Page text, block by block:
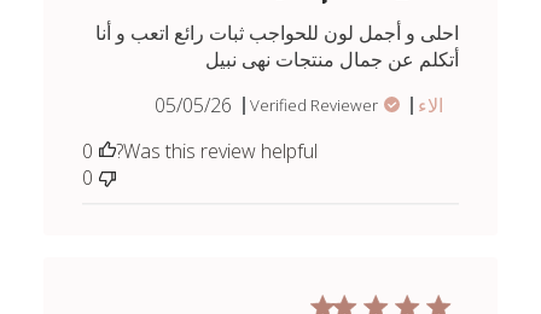
احلى و أجمل لون للحواجب ثبات رائع اتعب و أنا
أتكلم عن جمال منتجات نهى نبيل
الاء
Verified Reviewer
Published05/05/26
Was this review helpful?
0
0